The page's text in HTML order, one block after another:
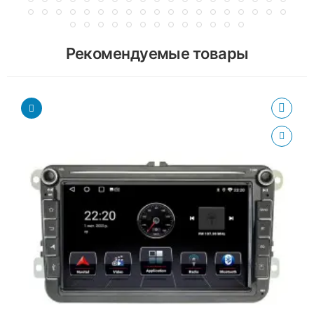
Рекомендуемые товары